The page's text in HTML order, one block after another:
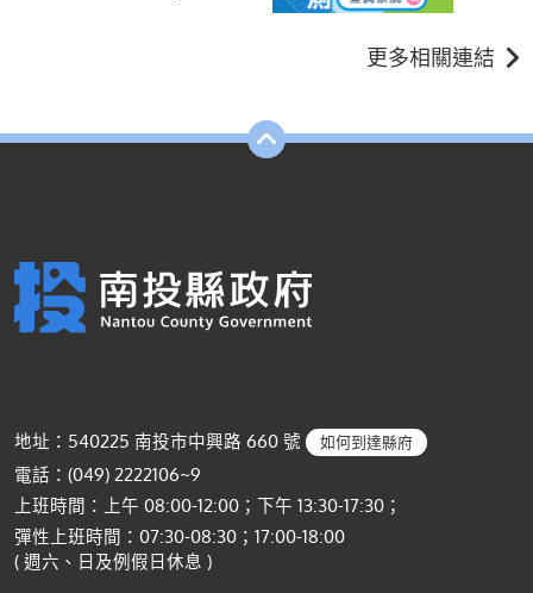
更多相關連結
地址：540225 南投市中興路 660 號 如何到達縣府
電話：(049) 2222106~9
上班時間：上午 08:00-12:00；下午 13:30-17:30；
彈性上班時間：07:30-08:30；17:00-18:00
( 週六、日及例假日休息 )